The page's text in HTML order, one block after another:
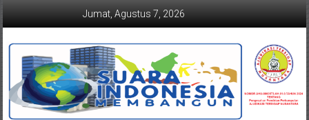
Jumat, Agustus 7, 2026